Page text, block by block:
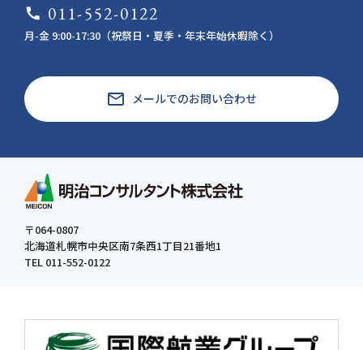
call 011-552-0122
月-金 9:00-17:30（祝祭日・夏季・年末年始休暇除く）
email メールでのお問い合わせ
〒064-0807
北海道札幌市中央区南7条西1丁目21番地1
TEL 011-552-0122